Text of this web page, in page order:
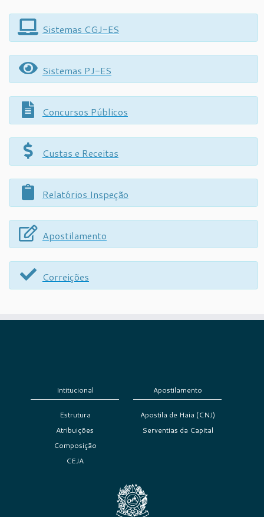
Sistemas CGJ-ES
Sistemas PJ-ES
Concursos Públicos
Custas e Receitas
Relatórios Inspeção
Apostilamento
Correições
Intitucional
Estrutura
Atribuições
Composição
CEJA
Apostilamento
Apostila de Haia (CNJ)
Serventias da Capital